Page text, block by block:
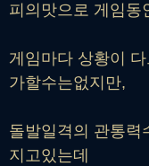
피의맛으로 게임동
게임마다 상황이
가할수는없지만,
돌발일격의 관통력
지고있는데